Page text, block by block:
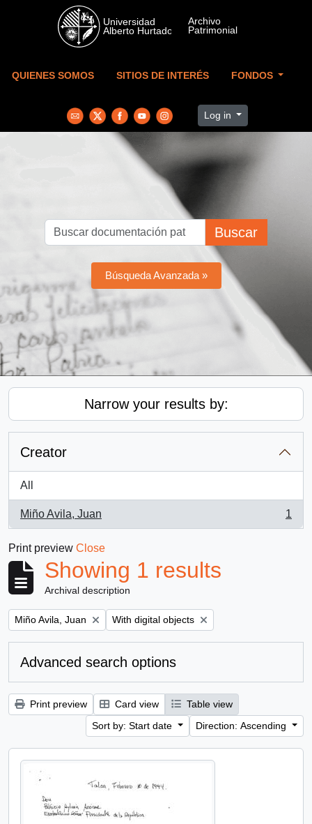
Skip to main content
QUIENES SOMOS SITIOS DE INTERÉS FONDOS
Log in
Buscar
Búsqueda Avanzada »
Narrow your results by:
Creator
All
Miño Avila, Juan
, 1 results
1
Print preview Close
Showing 1 results
Archival description
Remove filter:
Miño Avila, Juan Remove filter:
With digital objects
Advanced search options
Print preview Card view
Table view
Sort by: Start date
Direction: Ascending